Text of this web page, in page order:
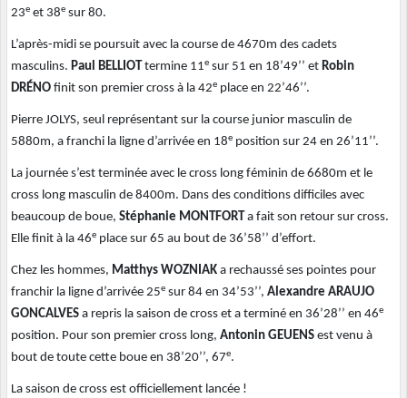
23e et 38e sur 80.
L’après-midi se poursuit avec la course de 4670m des cadets
masculins. Paul BELLIOT termine 11e sur 51 en 18’49’’ et Robin
DRÉNO finit son premier cross à la 42e place en 22’46’’.
Pierre JOLYS, seul représentant sur la course junior masculin de
5880m, a franchi la ligne d’arrivée en 18e position sur 24 en 26’11’’.
La journée s’est terminée avec le cross long féminin de 6680m et le
cross long masculin de 8400m. Dans des conditions difficiles avec
beaucoup de boue, Stéphanie MONTFORT a fait son retour sur cross.
Elle finit à la 46e place sur 65 au bout de 36’58’’ d’effort.
Chez les hommes, Matthys WOZNIAK a rechaussé ses pointes pour
franchir la ligne d’arrivée 25e sur 84 en 34’53’’, Alexandre ARAUJO
GONCALVES a repris la saison de cross et a terminé en 36’28’’ en 46e
position. Pour son premier cross long, Antonin GEUENS est venu à
bout de toute cette boue en 38’20’’, 67e.
La saison de cross est officiellement lancée !